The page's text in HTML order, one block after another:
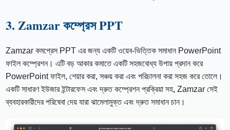
3. Zamzar কম্প্রেস PPT
Zamzar কমপ্রেস PPT এর জন্য একটি ওয়েব-ভিত্তিক সমাধান PowerPoint
ফাইল কম্প্রেশন। এটি বড় আকার কমাতে একটি সহজবোধ্য উপায় প্রদান করে
PowerPoint ফাইল, শেয়ার করা, সঞ্চয় করা এবং পরিচালনা করা সহজ করে তোলে।
একটি সাধারণ ইউজার ইন্টারফেস এবং দ্রুত কম্প্রেশন প্রক্রিয়া সহ, Zamzar সেই
ব্যবহারকারীদের পরিষেবা দেয় যারা ঝামেলামুক্ত এবং দ্রুত সমাধান চান।